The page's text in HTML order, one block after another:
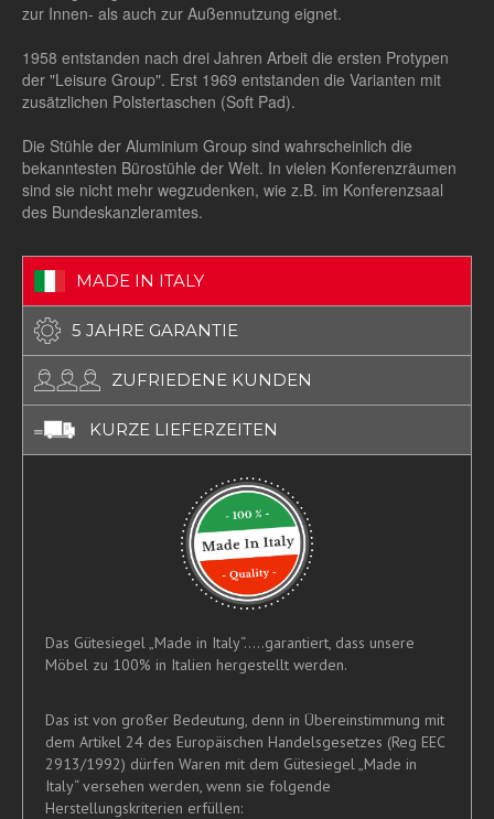
zur Innen- als auch zur Außennutzung eignet.
1958 entstanden nach drei Jahren Arbeit die ersten Protypen
der "Leisure Group". Erst 1969 entstanden die Varianten mit
zusätzlichen Polstertaschen (Soft Pad).
Die Stühle der Aluminium Group sind wahrscheinlich die
bekanntesten Bürostühle der Welt. In vielen Konferenzräumen
sind sie nicht mehr wegzudenken, wie z.B. im Konferenzsaal
des Bundeskanzleramtes.
MADE IN ITALY
5 JAHRE GARANTIE
ZUFRIEDENE KUNDEN
KURZE LIEFERZEITEN
Das Gütesiegel „Made in Italy“.....garantiert, dass unsere
Möbel zu 100% in Italien hergestellt werden.
Das ist von großer Bedeutung, denn in Übereinstimmung mit
dem Artikel 24 des Europäischen Handelsgesetzes (Reg EEC
2913/1992) dürfen Waren mit dem Gütesiegel „Made in
Italy“ versehen werden, wenn sie folgende
Herstellungskriterien erfüllen: